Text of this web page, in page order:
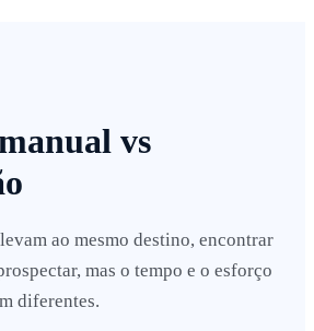
vs
ao mesmo destino, encontrar
mas o tempo e o esforço
diferentes.